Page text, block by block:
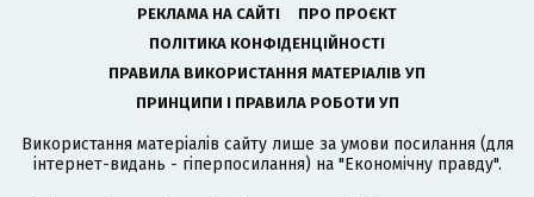
РЕКЛАМА НА САЙТІ
ПРО ПРОЄКТ
ПОЛІТИКА КОНФІДЕНЦІЙНОСТІ
ПРАВИЛА ВИКОРИСТАННЯ МАТЕРІАЛІВ УП
ПРИНЦИПИ І ПРАВИЛА РОБОТИ УП
Використання матеріалів сайту лише за умови посилання (для
інтернет-видань - гіперпосилання) на "Економічну правду".